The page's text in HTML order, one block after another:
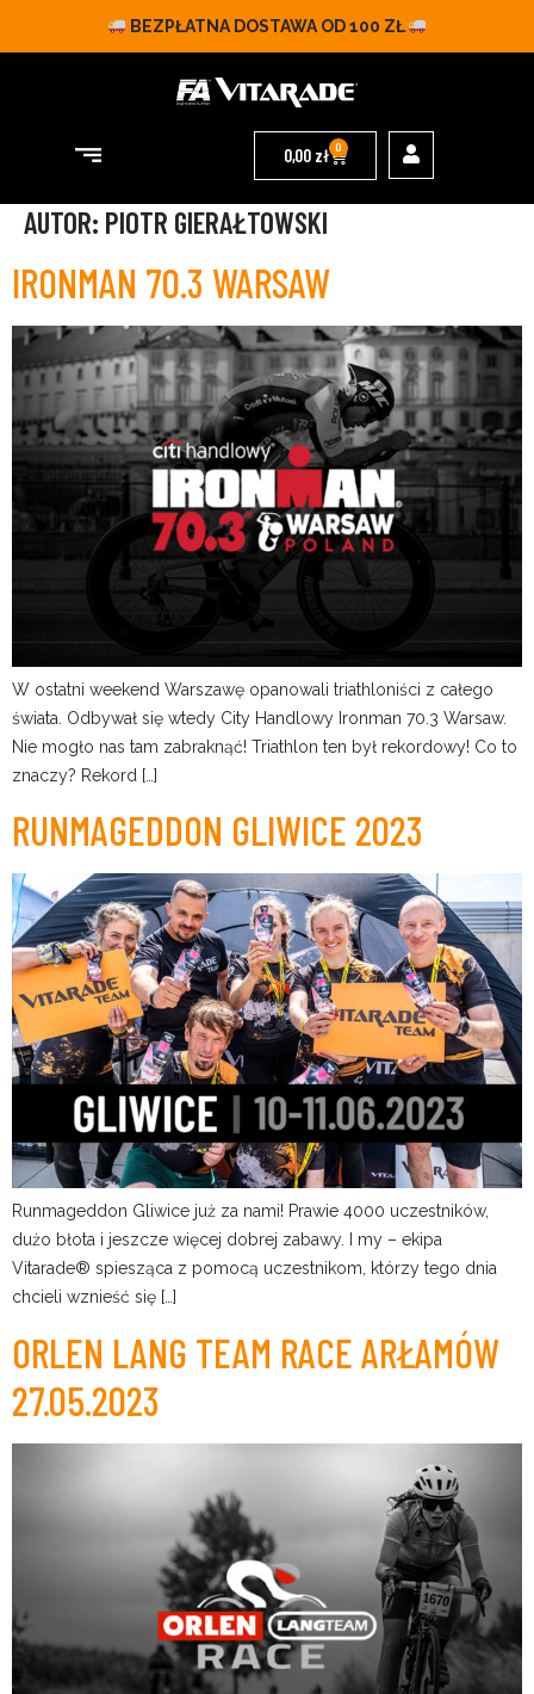
BEZPŁATNA DOSTAWA OD 100 ZŁ
0,00 zł 0
AUTOR: PIOTR GIERAŁTOWSKI
IRONMAN 70.3 WARSAW
W ostatni weekend Warszawę opanowali triathloniści z całego
świata. Odbywał się wtedy City Handlowy Ironman 70.3 Warsaw.
Nie mogło nas tam zabraknąć! Triathlon ten był rekordowy! Co to
znaczy? Rekord […]
RUNMAGEDDON GLIWICE 2023
Runmageddon Gliwice już za nami! Prawie 4000 uczestników,
dużo błota i jeszcze więcej dobrej zabawy. I my – ekipa
Vitarade® spiesząca z pomocą uczestnikom, którzy tego dnia
chcieli wznieść się […]
ORLEN LANG TEAM RACE ARŁAMÓW
27.05.2023